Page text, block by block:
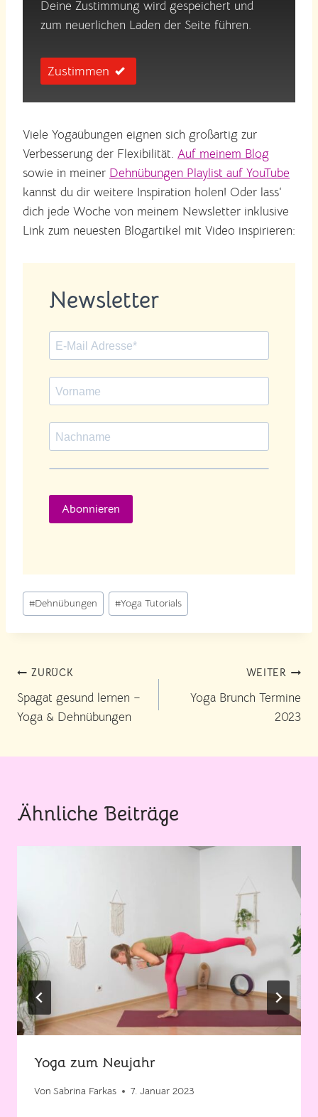
Deine Zustimmung wird gespeichert und
zum neuerlichen Laden der Seite führen.
Zustimmen
Viele Yogaübungen eignen sich großartig zur
Verbesserung der Flexibilität. Auf meinem Blog
sowie in meiner Dehnübungen Playlist auf YouTube
kannst du dir weitere Inspiration holen! Oder lass‘
dich jede Woche von meinem Newsletter inklusive
Link zum neuesten Blogartikel mit Video inspirieren:
Newsletter
Abonnieren
Schlagworte:
#Dehnübungen #Yoga Tutorials
Beitragsnavigation
ZURÜCK
Spagat gesund lernen –
Yoga & Dehnübungen
WEITER
Yoga Brunch Termine
2023
Ähnliche Beiträge
Yoga zum Neujahr
Von Sabrina Farkas 7. Januar 2023